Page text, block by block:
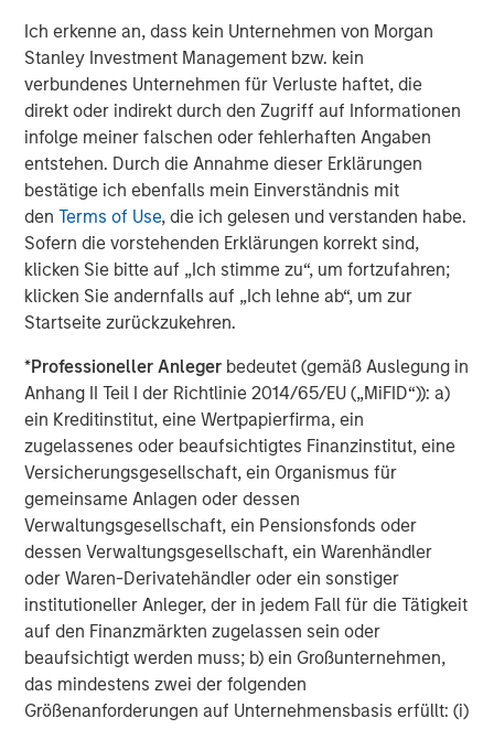
Ich erkenne an, dass kein Unternehmen von Morgan
Stanley Investment Management bzw. kein
verbundenes Unternehmen für Verluste haftet, die
direkt oder indirekt durch den Zugriff auf Informationen
infolge meiner falschen oder fehlerhaften Angaben
entstehen. Durch die Annahme dieser Erklärungen
bestätige ich ebenfalls mein Einverständnis mit
denTerms of Use, die ich gelesen und verstanden habe.
Sofern die vorstehenden Erklärungen korrekt sind,
klicken Sie bitte auf „Ich stimme zu“, um fortzufahren;
klicken Sie andernfalls auf „Ich lehne ab“, um zur
Startseite zurückzukehren.
*Professioneller Anleger bedeutet (gemäß Auslegung in
Anhang II Teil I der Richtlinie 2014/65/EU („MiFID“)): a)
ein Kreditinstitut, eine Wertpapierfirma, ein
zugelassenes oder beaufsichtigtes Finanzinstitut, eine
Versicherungsgesellschaft, ein Organismus für
gemeinsame Anlagen oder dessen
Verwaltungsgesellschaft, ein Pensionsfonds oder
dessen Verwaltungsgesellschaft, ein Warenhändler
oder Waren-Derivatehändler oder ein sonstiger
institutioneller Anleger, der in jedem Fall für die Tätigkeit
auf den Finanzmärkten zugelassen sein oder
beaufsichtigt werden muss; b) ein Großunternehmen,
das mindestens zwei der folgenden
Größenanforderungen auf Unternehmensbasis erfüllt: (i)
The Author
Eric Carlson
Managing Director
Vorgestellte Einblicke
ARTIKEL